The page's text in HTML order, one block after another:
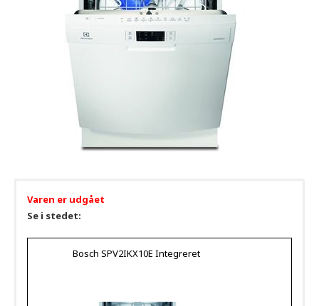
Varen er udgået
Se i stedet:
Bosch SPV2IKX10E Integreret